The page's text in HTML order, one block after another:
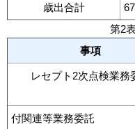
歳出合計
第2
事項
レセプト2次点検業務
付関連等業務委託